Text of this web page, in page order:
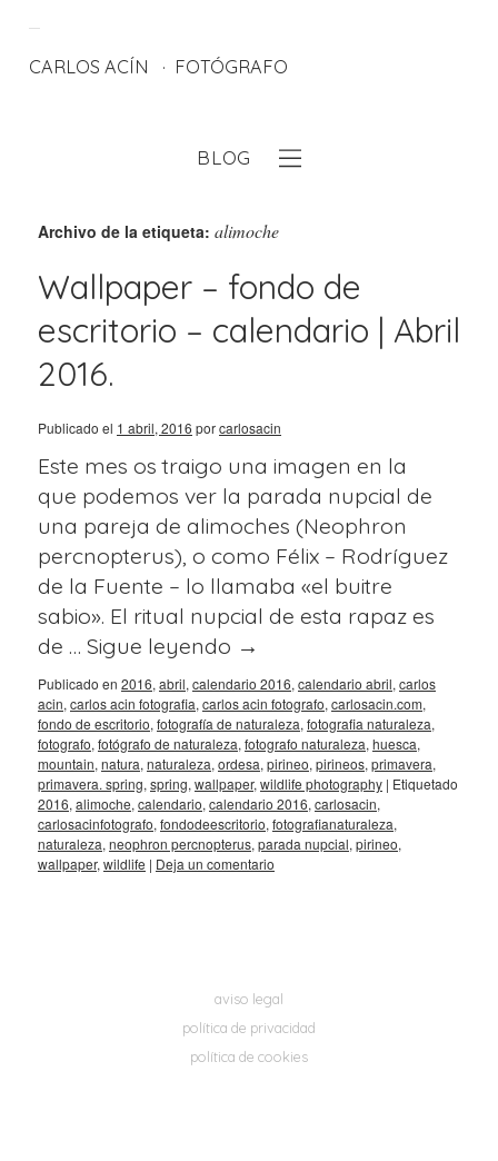
CARLOS ACÍN FOTÓGRAFO
BLOG
Archivo de la etiqueta: alimoche
Wallpaper – fondo de
escritorio – calendario | Abril
2016.
Publicado el 1 abril, 2016 porcarlosacin
Este mes os traigo una imagen en la
que podemos ver la parada nupcial de
una pareja de alimoches (Neophron
percnopterus), o como Félix – Rodríguez
de la Fuente – lo llamaba «el buitre
sabio». El ritual nupcial de esta rapaz es
de … Sigue leyendo →
Publicado en 2016, abril, calendario 2016, calendario abril, carlos
acin, carlos acin fotografia, carlos acin fotografo, carlosacin.com,
fondo de escritorio, fotografía de naturaleza, fotografia naturaleza,
fotografo, fotógrafo de naturaleza, fotografo naturaleza, huesca,
mountain, natura, naturaleza, ordesa, pirineo, pirineos, primavera,
primavera. spring, spring, wallpaper, wildlife photography | Etiquetado
2016, alimoche, calendario, calendario 2016, carlosacin,
carlosacinfotografo, fondodeescritorio, fotografianaturaleza,
naturaleza, neophron percnopterus, parada nupcial, pirineo,
wallpaper, wildlife | Deja un comentario
aviso legal
política de privacidad
política de cookies